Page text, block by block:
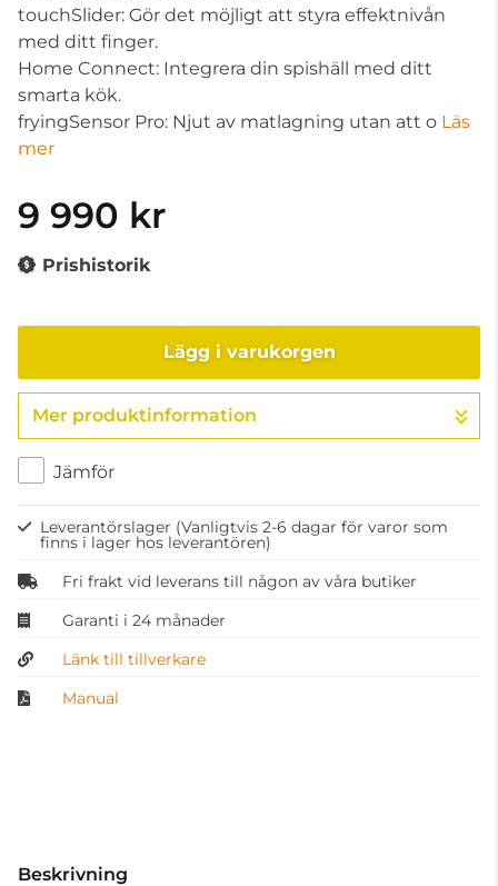
touchSlider: Gör det möjligt att styra effektnivån
med ditt finger.
Home Connect: Integrera din spishäll med ditt
smarta kök.
fryingSensor Pro: Njut av matlagning utan att o Läs
mer
9 990 kr
Prishistorik
Lägg i varukorgen
Gå till kassan
Mer produktinformation
Jämför
Leverantörslager (Vanligtvis 2-6 dagar för varor som
finns i lager hos leverantören)
Fri frakt vid leverans till någon av våra butiker
Garanti i 24 månader
Länk till tillverkare
Manual
Beskrivning